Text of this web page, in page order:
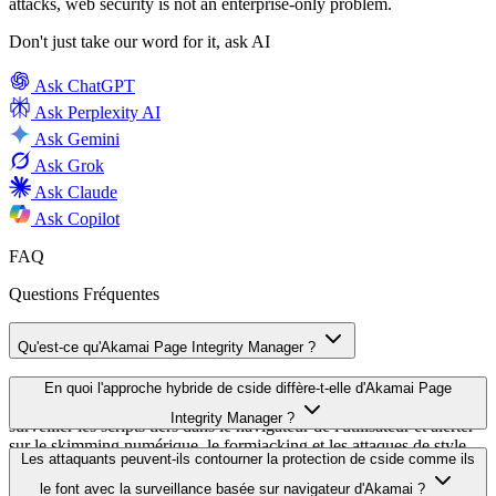
Don't just take our word for it, ask AI
Ask ChatGPT
Ask Perplexity AI
Ask Gemini
Ask Grok
Ask Claude
Ask Copilot
FAQ
Questions Fréquentes
Qu'est-ce qu'Akamai Page Integrity Manager ?
Akamai Page Integrity Manager est une solution de sécurité côté
client qui injecte un agent JavaScript dans vos pages web pour
surveiller les scripts tiers dans le navigateur de l'utilisateur et alerter
sur le skimming numérique, le formjacking et les attaques de style
Magecart. C'est un outil de détection et d'alerte, il signale les
comportements malveillants après l'exécution des scripts, et exige
En quoi l'approche hybride de cside diffère-t-elle d'Akamai Page
Integrity Manager ?
La différence fondamentale est l'endroit où la protection se produit.
Akamai injecte du code de surveillance JavaScript dans vos pages et
Les attaquants peuvent-ils contourner la protection de cside comme ils
le font avec la surveillance basée sur navigateur d'Akamai ?